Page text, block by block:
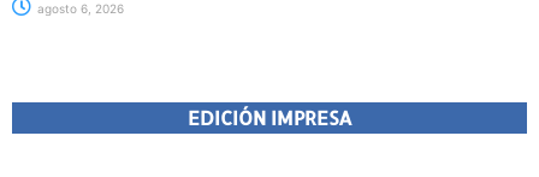
agosto 6, 2026
EDICIÓN IMPRESA